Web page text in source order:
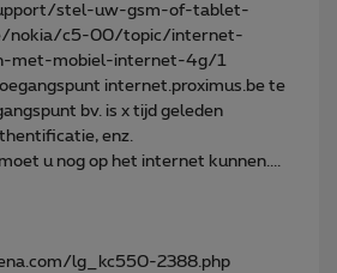
stel-uw-gsm-of-tablet-
nokia/c5-00/topic/internet-
met-mobiel-internet-4g/1
internet.proximus.be te
bv. is x tijd geleden
enz.
u nog op het internet kunnen....
lg_kc550-2388.php